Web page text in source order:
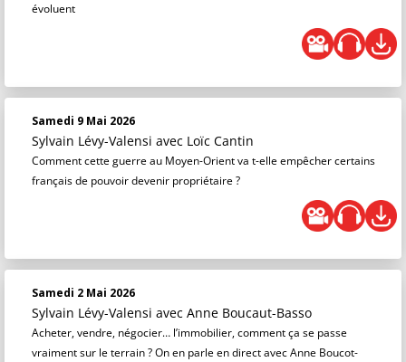
évoluent
Samedi 9 Mai 2026
Sylvain Lévy-Valensi avec Loïc Cantin
Comment cette guerre au Moyen-Orient va t-elle empêcher certains
français de pouvoir devenir propriétaire ?
Samedi 2 Mai 2026
Sylvain Lévy-Valensi avec Anne Boucaut-Basso
Acheter, vendre, négocier… l’immobilier, comment ça se passe
vraiment sur le terrain ? On en parle en direct avec Anne Boucot-